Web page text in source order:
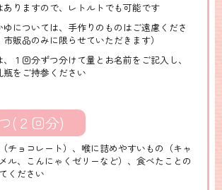
ありますので、レトルトでも可能です
については、手作りのものはご遠慮くださ
販品のみに限らせていただきます）
、１回分ずつ分けて量とお名前をご記入し、
瓶をご持参ください
(２回分)
チョコレート）、喉に詰めやすいもの（キャ
ル、こんにゃくゼリーなど）、食べたことの
ください